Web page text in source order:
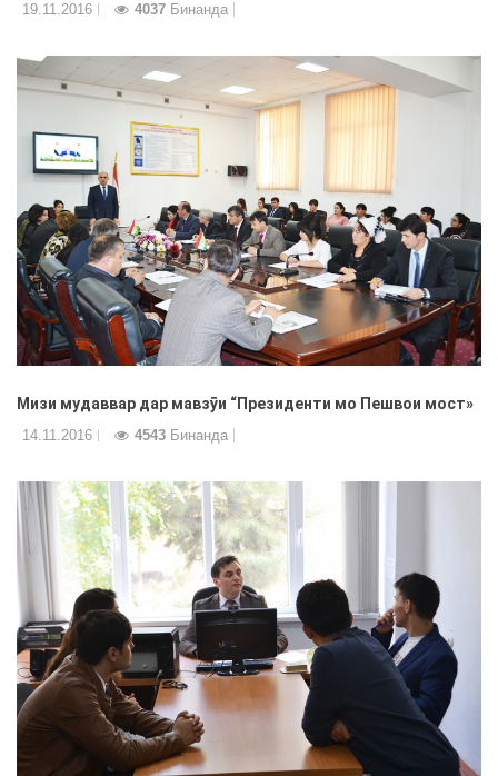
19.11.2016 4037 Бинанда
Мизи мудаввар дар мавзȳи “Президенти мо Пешвои мост»
14.11.2016 4543 Бинанда